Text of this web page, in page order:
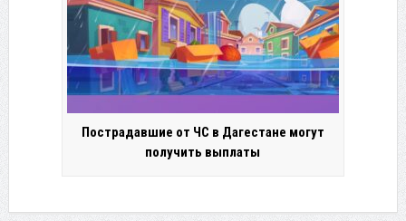
Пострадавшие от ЧС в Дагестане могут
получить выплаты